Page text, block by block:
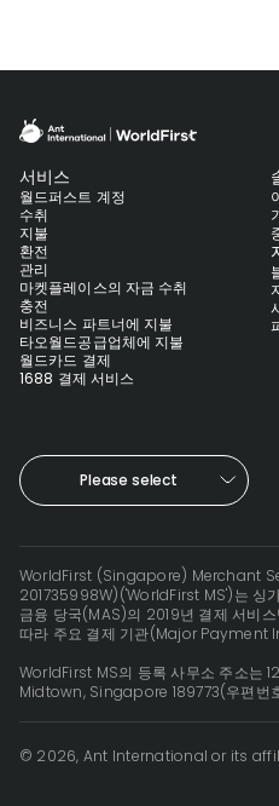
서비스
월드퍼스트 계정
수취
지불
환전
관리
마켓플레이스의 자금 수취
충전
비즈니스 파트너에 지불
타오월드공급업체에 지불
월드카드 결제
1688 결제 서비스
Please select
WorldFirst (Singapore) Merchant
201735998W)('WorldFirst MS')는 싱
금융 당국(MAS)의 2019년 결제 서비
따라 주요 결제 기관(Major Payment
WorldFirst MS의 등록 사무소 주소
Midtown, Singapore 189773(우편번
© 2026, Ant International or its